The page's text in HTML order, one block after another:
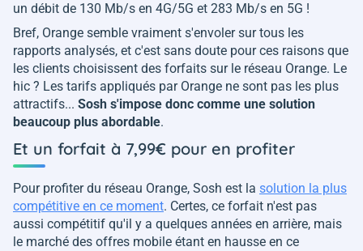
un débit de 130 Mb/s en 4G/5G et 283 Mb/s en 5G !
Bref, Orange semble vraiment s'envoler sur tous les
rapports analysés, et c'est sans doute pour ces raisons que
les clients choisissent des forfaits sur le réseau Orange. Le
hic ? Les tarifs appliqués par Orange ne sont pas les plus
attractifs... Sosh s'impose donc comme une solution
beaucoup plus abordable.
Et un forfait à 7,99€ pour en profiter
Pour profiter du réseau Orange, Sosh est la solution la plus
compétitive en ce moment. Certes, ce forfait n'est pas
aussi compétitif qu'il y a quelques années en arrière, mais
le marché des offres mobile étant en hausse en ce